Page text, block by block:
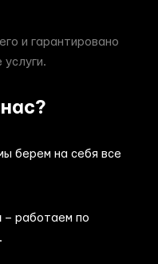
и гарантировано
берем на себя все
– работаем по